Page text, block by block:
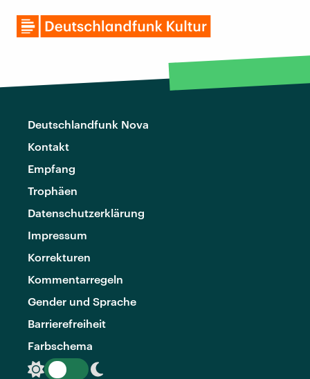
Deutschlandfunk Nova
Kontakt
Empfang
Trophäen
Datenschutzerklärung
Impressum
Korrekturen
Kommentarregeln
Gender und Sprache
Barrierefreiheit
Farbschema